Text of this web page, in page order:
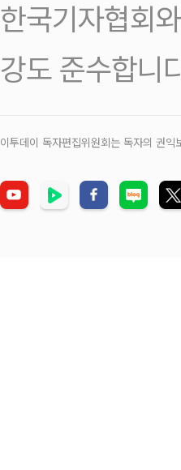
한국기자협회
강도 준수합니
이투데이 독자편집위원회는 독자의 권